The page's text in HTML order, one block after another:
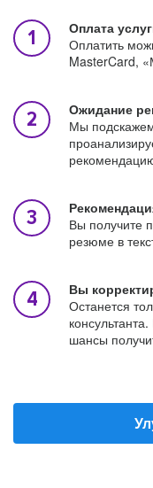
Оплата
Оплатить
MasterCard,
Ожидание
Мы подскажем
Вы получите
резюме в
Вы
Останется
шансы